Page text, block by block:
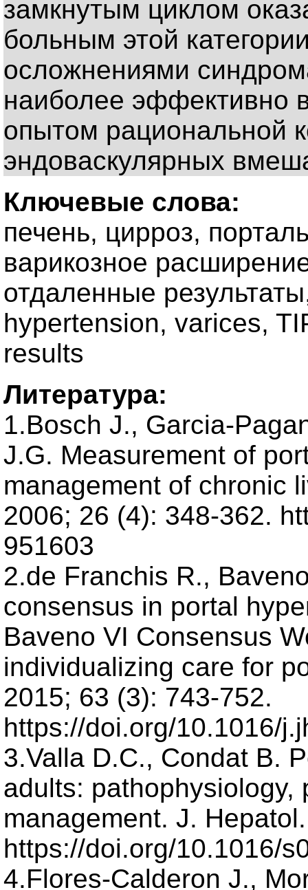
замкнутым циклом
больным этой
осложнениями
наиболее эффективно
опытом рациональной
эндоваскулярных
Ключевые слова:
печень, цирроз,
варикозное
отдаленные
hypertension, varices,
results
Литература:
1.Bosch J., Garcia-
J.G. Measurement of
management of chronic
2006; 26 (4): 348-362.
951603
2.de Franchis R.,
consensus in portal
Baveno VI Consensus
individualizing care for
2015; 63 (3): 743-752.
https://doi.org/10.1016/
3.Valla D.C., Condat B.
adults: pathophysiology,
management. J.
https://doi.org/10.1016/
4.Flores-Calderon J.,